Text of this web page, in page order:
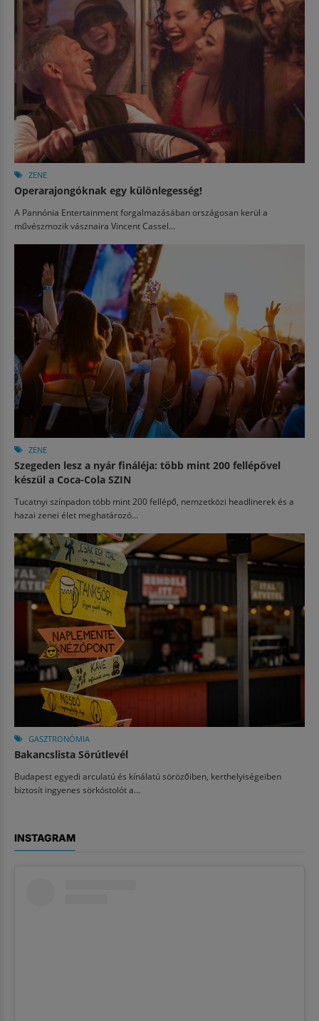
ZENE
Operarajongóknak egy különlegesség!
A Pannónia Entertainment forgalmazásában országosan kerül a
művészmozik vásznaira Vincent Cassel...
ZENE
Szegeden lesz a nyár fináléja: több mint 200 fellépővel
készül a Coca-Cola SZIN
Tucatnyi színpadon több mint 200 fellépő, nemzetközi headlinerek és a
hazai zenei élet meghatározó...
GASZTRONÓMIA
Bakancslista Sörútlevél
Budapest egyedi arculatú és kínálatú sörözőiben, kerthelyiségeiben
biztosít ingyenes sörkóstolót a...
INSTAGRAM